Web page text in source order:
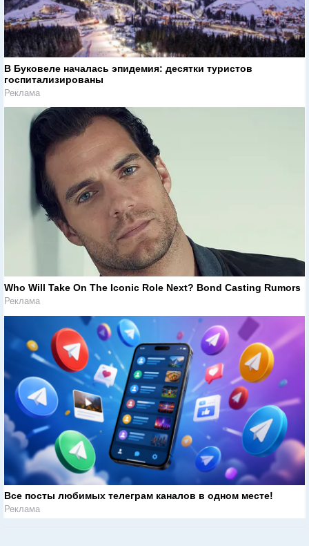
В Буковеле началась эпидемия: десятки туристов
госпитализированы
Реклама
Who Will Take On The Iconic Role Next? Bond Casting Rumors
Реклама
Все посты любимых телеграм каналов в одном месте!
Реклама